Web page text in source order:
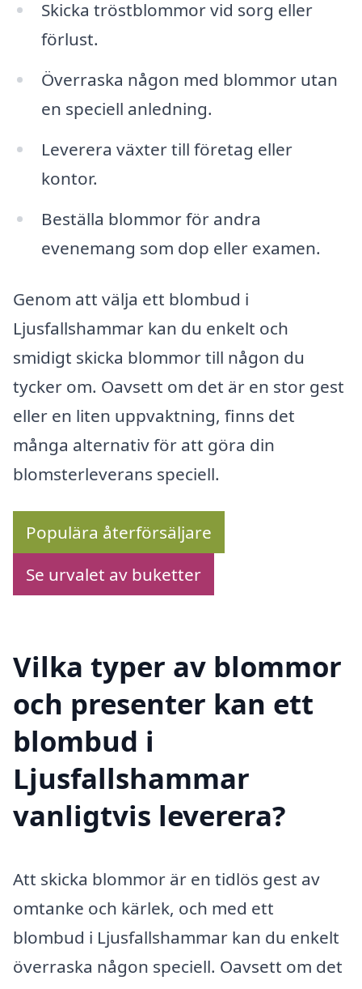
Skicka tröstblommor vid sorg eller
förlust.
Överraska någon med blommor utan
en speciell anledning.
Leverera växter till företag eller
kontor.
Beställa blommor för andra
evenemang som dop eller examen.
Genom att välja ett blombud i
Ljusfallshammar kan du enkelt och
smidigt skicka blommor till någon du
tycker om. Oavsett om det är en stor gest
eller en liten uppvaktning, finns det
många alternativ för att göra din
blomsterleverans speciell.
Populära återförsäljare
Se urvalet av buketter
Vilka typer av blommor
och presenter kan ett
blombud i
Ljusfallshammar
vanligtvis leverera?
Att skicka blommor är en tidlös gest av
omtanke och kärlek, och med ett
blombud i Ljusfallshammar kan du enkelt
överraska någon speciell. Oavsett om det